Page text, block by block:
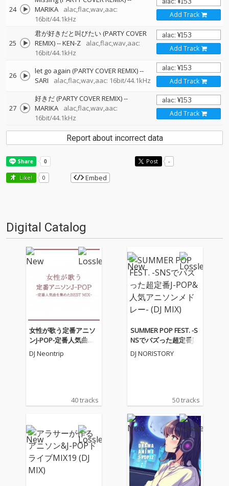
24
MARIKA
alac,flac,wav,aac:
16bit/44.1kHz
Add Track
25
君が好きだと叫びたい (PARTY COVER
REMIX)--KEN-Z
alac,flac,wav,aac:
16bit/44.1kHz
Add Track
26 let go again (PARTY COVER REMIX)--
SARI
alac,flac,wav,aac: 16bit/44.1kHz Add Track
27
好きだ (PARTY COVER REMIX)--
MARIKA
alac,flac,wav,aac:
16bit/44.1kHz
Add Track
Report about incorrect data
Post -
Like! 0 Embed
Digital Catalog
女性が歌う定番アニソ
ンJ-POP-定番人気曲を
集めたBEST MIX- (DJ MI
X)
DJ Neontrip
40 tracks
SUMMER POP FEST. -S
NSでバズった超定番J-P
OP&人気アニソンメド
レー- (DJ MIX)
DJ NORISTORY
50 tracks